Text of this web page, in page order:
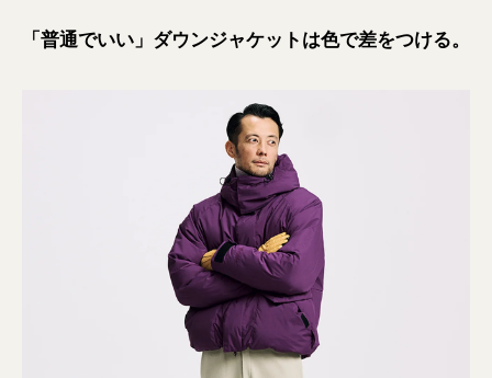
「普通でいい」ダウンジャケットは色で差をつける。